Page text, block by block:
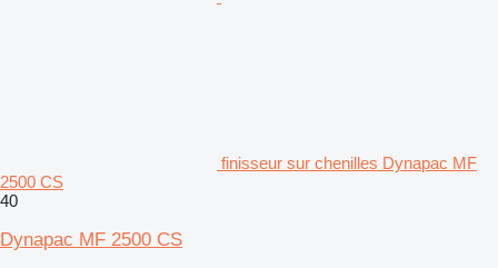
finisseur sur chenilles Dynapac MF
2500 CS
40
Dynapac MF 2500 CS